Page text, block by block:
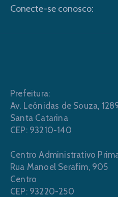
Conecte-se conosco:
Prefeitura:
Av. Leônidas de Souza,
Santa Catarina
CEP: 93210-140
Centro Administrativo
Rua Manoel Serafim, 905
Centro
CEP: 93220-250